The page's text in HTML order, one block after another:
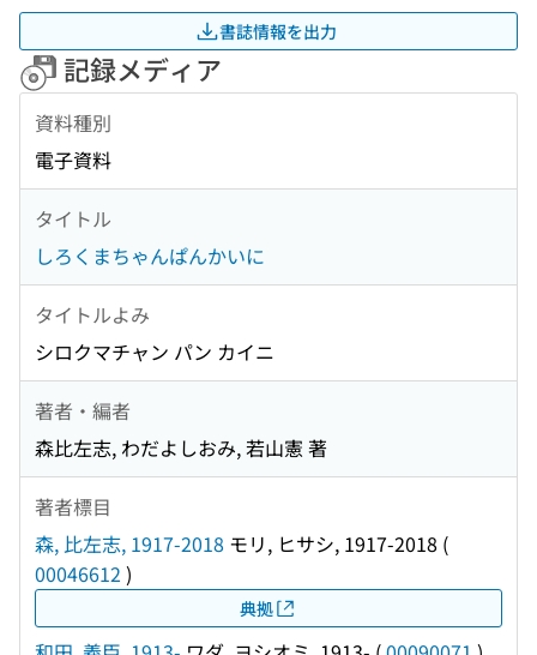
書誌情報を出力
記録メディア
資料種別
電子資料
タイトル
しろくまちゃんぱんかいに
タイトルよみ
シロクマチャン パン カイニ
著者・編者
森比左志, わだよしおみ, 若山憲 著
著者標目
森, 比左志, 1917-2018 モリ, ヒサシ, 1917-2018 (
00046612 )
典拠